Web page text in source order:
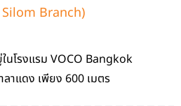
Branch)
นโรงแรม VOCO Bangkok
าแดง เพียง 600 เมตร